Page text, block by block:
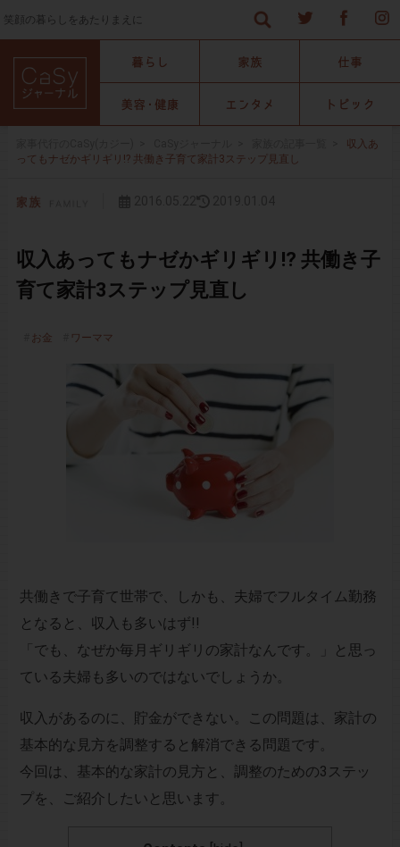
笑顔の暮らしをあたりまえに
収入あ
ってもナゼかギリギリ!? 共働き子育て家計3ステップ見直し
収入あってもナゼかギリギリ!? 共働き子
育て家計3ステップ見直し
お金 ワーママ
共働きで子育て世帯で、しかも、夫婦でフルタイム勤務
となると、収入も多いはず!!
「でも、なぜか毎月ギリギリの家計なんです。」と思っ
ている夫婦も多いのではないでしょうか。
収入があるのに、貯金ができない。この問題は、家計の
基本的な見方を調整すると解消できる問題です。
今回は、基本的な家計の見方と、調整のための3ステッ
プを、ご紹介したいと思います。